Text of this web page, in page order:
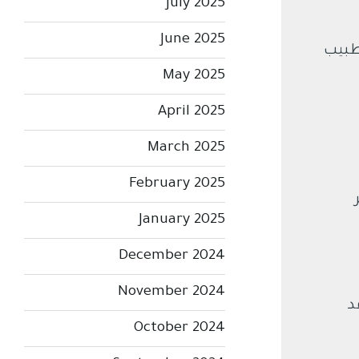
July 2025
June 2025
May 2025
April 2025
March 2025
February 2025
January 2025
December 2024
November 2024
October 2024